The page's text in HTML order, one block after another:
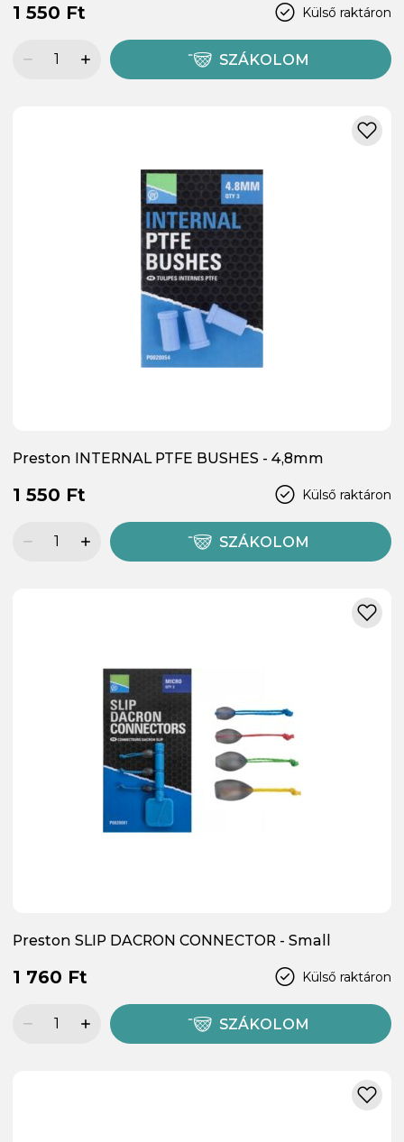
Külső raktáron
1 550 Ft
SZÁKOLOM
Preston INTERNAL PTFE BUSHES - 4,8mm
Külső raktáron
1 550 Ft
SZÁKOLOM
Preston SLIP DACRON CONNECTOR - Small
Külső raktáron
1 760 Ft
SZÁKOLOM